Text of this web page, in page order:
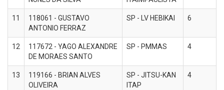
11
118061 - GUSTAVO
ANTONIO FERRAZ
SP - LV HEBIKAI 6
12
117672 - YAGO ALEXANDRE
DE MORAES SANTO
SP - PMMAS 4
13
119166 - BRIAN ALVES
OLIVEIRA
SP - JITSU-KAN
ITAP
4